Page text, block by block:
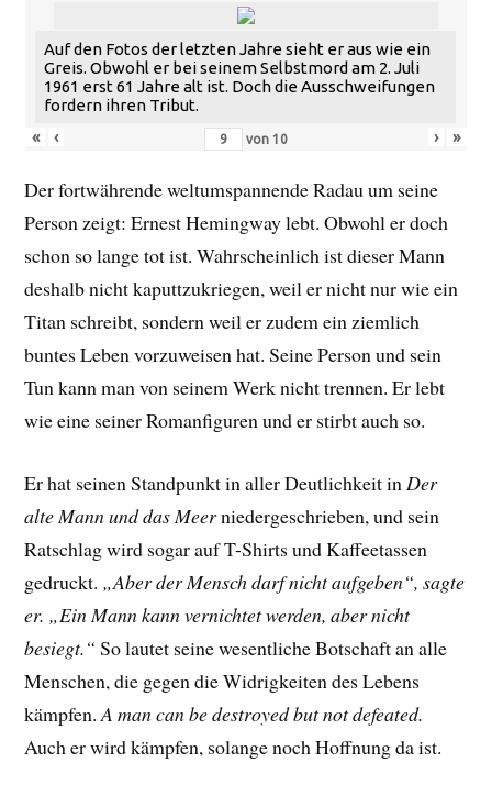
Auf den Fotos der letzten Jahre sieht er aus wie ein
Greis. Obwohl er bei seinem Selbstmord am 2. Juli
1961 erst 61 Jahre alt ist. Doch die Ausschweifungen
fordern ihren Tribut.
«
‹ von 10 › »
Der fortwährende weltumspannende Radau um seine
Person zeigt: Ernest Hemingway lebt. Obwohl er doch
schon so lange tot ist. Wahrscheinlich ist dieser Mann
deshalb nicht kaputtzukriegen, weil er nicht nur wie ein
Titan schreibt, sondern weil er zudem ein ziemlich
buntes Leben vorzuweisen hat. Seine Person und sein
Tun kann man von seinem Werk nicht trennen. Er lebt
wie eine seiner Romanfiguren und er stirbt auch so.
Er hat seinen Standpunkt in aller Deutlichkeit in Der
alte Mann und das Meerniedergeschrieben, und sein
Ratschlag wird sogar auf T-Shirts und Kaffeetassen
gedruckt. „Aber der Mensch darf nicht aufgeben“, sagte
er. „Ein Mann kann vernichtet werden, aber nicht
besiegt.“So lautet seine wesentliche Botschaft an alle
Menschen, die gegen die Widrigkeiten des Lebens
kämpfen. A man can be destroyed but not defeated.
Auch er wird kämpfen, solange noch Hoffnung da ist.